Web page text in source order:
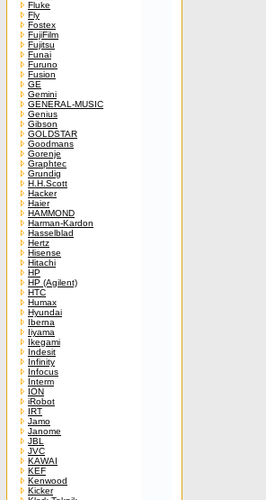
Fluke
Fly
Fostex
FujiFilm
Fujitsu
Funai
Furuno
Fusion
GE
Gemini
GENERAL-MUSIC
Genius
Gibson
GOLDSTAR
Goodmans
Gorenje
Graphtec
Grundig
H.H.Scott
Hacker
Haier
HAMMOND
Harman-Kardon
Hasselblad
Hertz
Hisense
Hitachi
HP
HP (Agilent)
HTC
Humax
Hyundai
Iberna
Iiyama
Ikegami
Indesit
Infinity
Infocus
Interm
ION
iRobot
IRT
Jamo
Janome
JBL
JVC
KAWAI
KEF
Kenwood
Kicker